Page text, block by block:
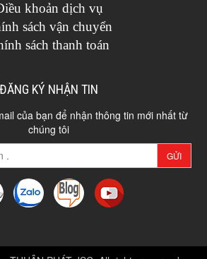
khoản dịch vụ
sách vận chuyển
sách thanh toán
ĐĂNG KÝ NHẬN TIN
của bạn để nhận thông tin mới nhất từ
chúng tôi
GỬI